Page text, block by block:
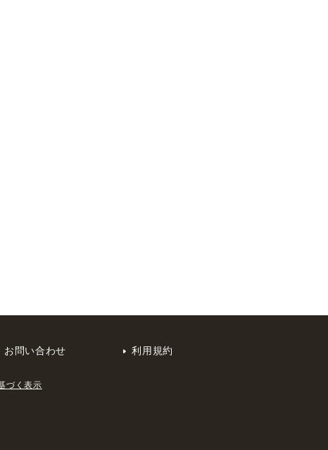
お問い合わせ 利用規約
づく表示